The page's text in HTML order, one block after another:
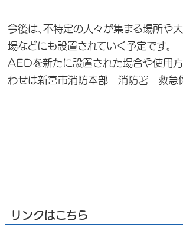
今後は､不特定の人々が集まる場所や
場などにも設置されていく予定です｡
AEDを新たに設置された場合や使用
わせは新宮市消防本部 消防署 救急
リンクはこちら